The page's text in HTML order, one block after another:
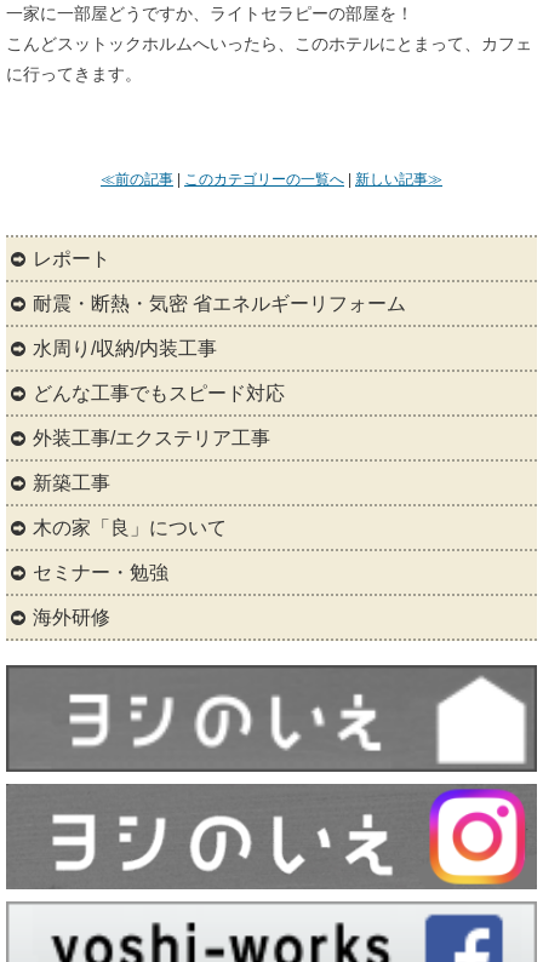
一家に一部屋どうですか、ライトセラピーの部屋を！
こんどスットックホルムへいったら、このホテルにとまって、カフェ
に行ってきます。
≪前の記事 このカテゴリーの一覧へ 新しい記事≫
レポート
耐震・断熱・気密 省エネルギーリフォーム
水周り/収納/内装工事
どんな工事でもスピード対応
外装工事/エクステリア工事
新築工事
木の家「良」について
セミナー・勉強
海外研修